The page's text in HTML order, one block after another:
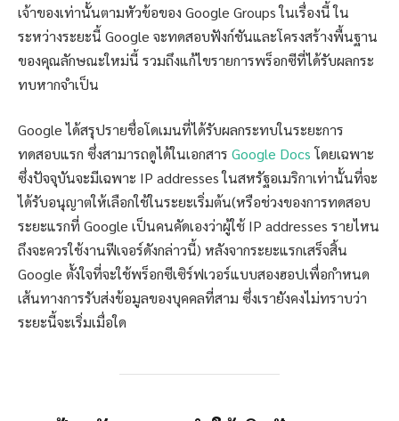
เจ้าของเท่านั้นตามหัวข้อของ Google Groups ในเรื่องนี้ ใน
ระหว่างระยะนี้ Google จะทดสอบฟังก์ชันและโครงสร้างพื้นฐาน
ของคุณลักษณะใหม่นี้ รวมถึงแก้ไขรายการพร็อกซีที่ได้รับผลกระ
ทบหากจำเป็น
Google ได้สรุปรายชื่อโดเมนที่ได้รับผลกระทบในระยะการ
ทดสอบแรก ซึ่งสามารถดูได้ในเอกสาร Google Docsโดยเฉพาะ
ซึ่งปัจจุบันจะมีเฉพาะ IP addresses ในสหรัฐอเมริกาเท่านั้นที่จะ
ได้รับอนุญาตให้เลือกใช้ในระยะเริ่มต้น(หรือช่วงของการทดสอบ
ระยะแรกที่ Google เป็นคนคัดเองว่าผู้ใช้ IP addresses รายไหน
ถึงจะควรใช้งานฟีเจอร์ดังกล่าวนี้) หลังจากระยะแรกเสร็จสิ้น
Google ตั้งใจที่จะใช้พร็อกซีเซิร์ฟเวอร์แบบสองฮอปเพื่อกำหนด
เส้นทางการรับส่งข้อมูลของบุคคลที่สาม ซึ่งเรายังคงไม่ทราบว่า
ระยะนี้จะเริ่มเมื่อใด